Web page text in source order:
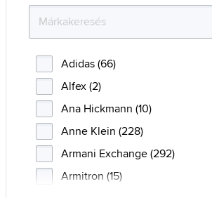
Adidas (66)
Alfex (2)
Ana Hickmann (10)
Anne Klein (228)
Armani Exchange (292)
Armitron (15)